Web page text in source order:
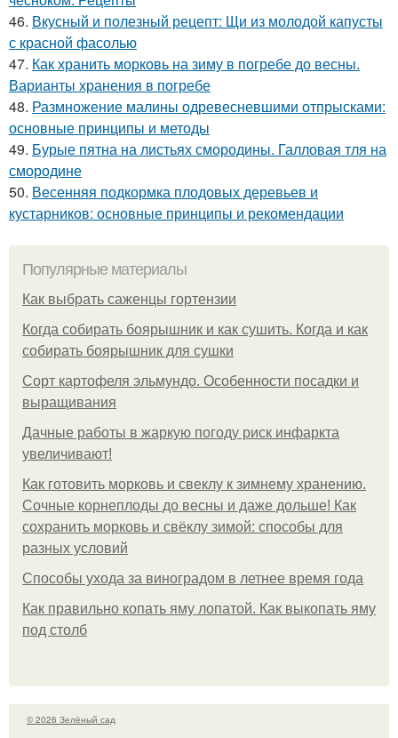
46. Вкусный и полезный рецепт: Щи из молодой капусты
с красной фасолью
47. Как хранить морковь на зиму в погребе до весны.
Варианты хранения в погребе
48. Размножение малины одревесневшими отпрысками:
основные принципы и методы
49. Бурые пятна на листьях смородины. Галловая тля на
смородине
50. Весенняя подкормка плодовых деревьев и
кустарников: основные принципы и рекомендации
Популярные материалы
Как выбрать саженцы гортензии
Когда собирать боярышник и как сушить. Когда и как
собирать боярышник для сушки
Сорт картофеля эльмундо. Особенности посадки и
выращивания
Дачные работы в жаркую погоду риск инфаркта
увеличивают!
Как готовить морковь и свеклу к зимнему хранению.
Сочные корнеплоды до весны и даже дольше! Как
сохранить морковь и свёклу зимой: способы для
разных условий
Способы ухода за виноградом в летнее время года
Как правильно копать яму лопатой. Как выкопать яму
под столб
© 2026 Зелёный сад